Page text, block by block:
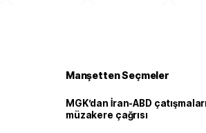
Manşetten Seçmeler
MGK’dan İran-ABD
müzakere çağrısı